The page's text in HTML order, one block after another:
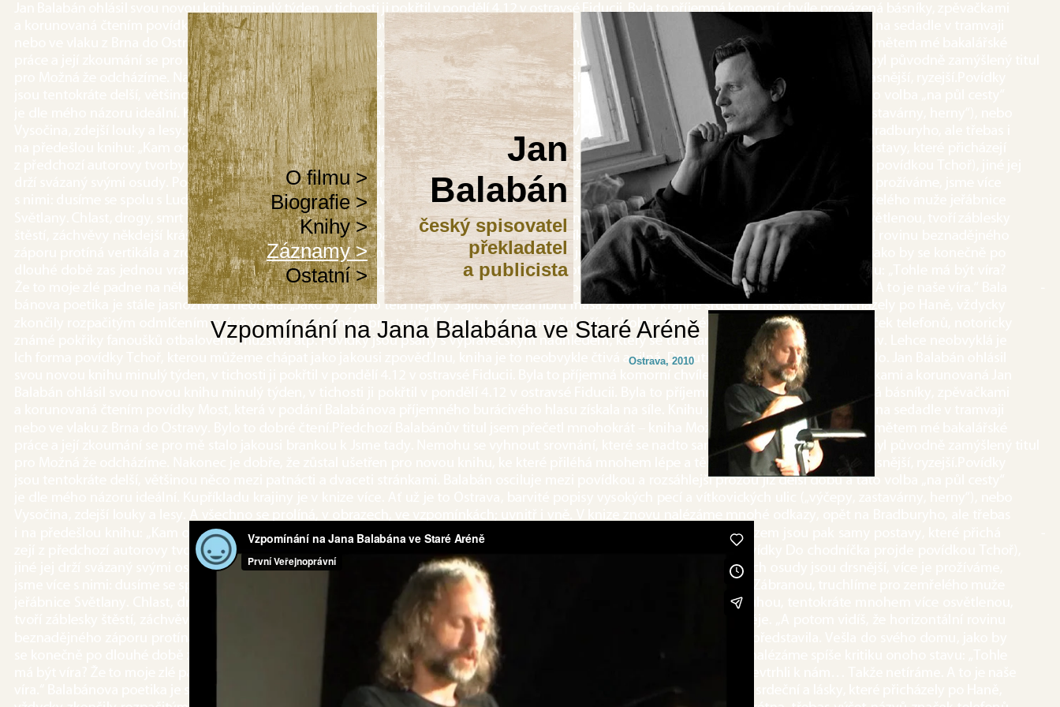
O filmu >
Biografie >
Knihy >
Záznamy >
Ostatní >
Jan
Balabán
český spisovatel
překladatel
a publicista
Vzpomínání na Jana Balabána ve Staré Aréně
Ostrava, 2010